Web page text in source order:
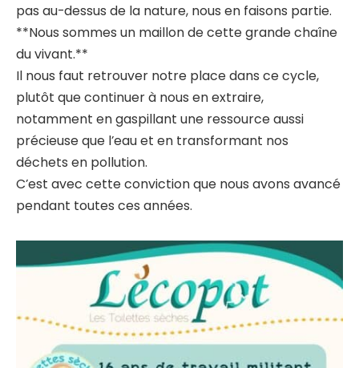
pas au-dessus de la nature, nous en faisons partie.
**Nous sommes un maillon de cette grande chaîne
du vivant.**
Il nous faut retrouver notre place dans ce cycle,
plutôt que continuer à nous en extraire,
notamment en gaspillant une ressource aussi
précieuse que l’eau et en transformant nos
déchets en pollution.
C’est avec cette conviction que nous avons avancé
pendant toutes ces années.